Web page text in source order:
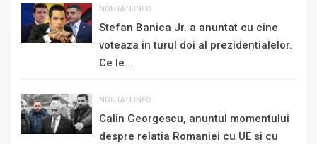
NOUTATI.INFO
Stefan Banica Jr. a anuntat cu cine
voteaza in turul doi al prezidentialelor.
Ce le...
NOUTATI.INFO
Calin Georgescu, anuntul momentului
despre relatia Romaniei cu UE si cu